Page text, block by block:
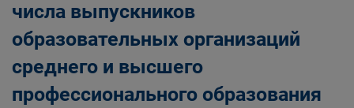
числа выпускников
образовательных организаций
среднего и высшего
профессионального образования